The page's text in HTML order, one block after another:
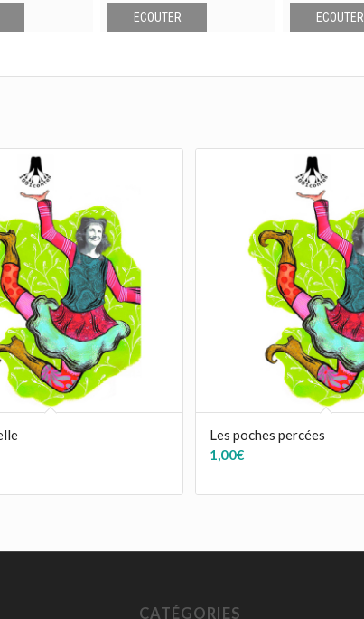
ECOUTER ECOUTER
Les poches percées
1,00€
CATÉGORIES